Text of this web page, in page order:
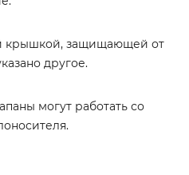
крышкой, защищающей от
другое.
могут работать со